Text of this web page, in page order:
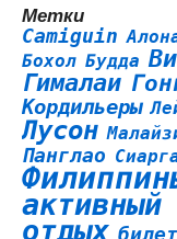
Метки
Camiguin
Бохол Будда
Гималаи
Кордильеры
Лусон
Панглао
активный
отдых